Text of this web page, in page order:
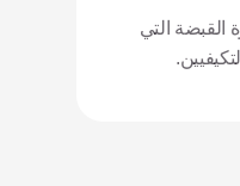
القبضة التي